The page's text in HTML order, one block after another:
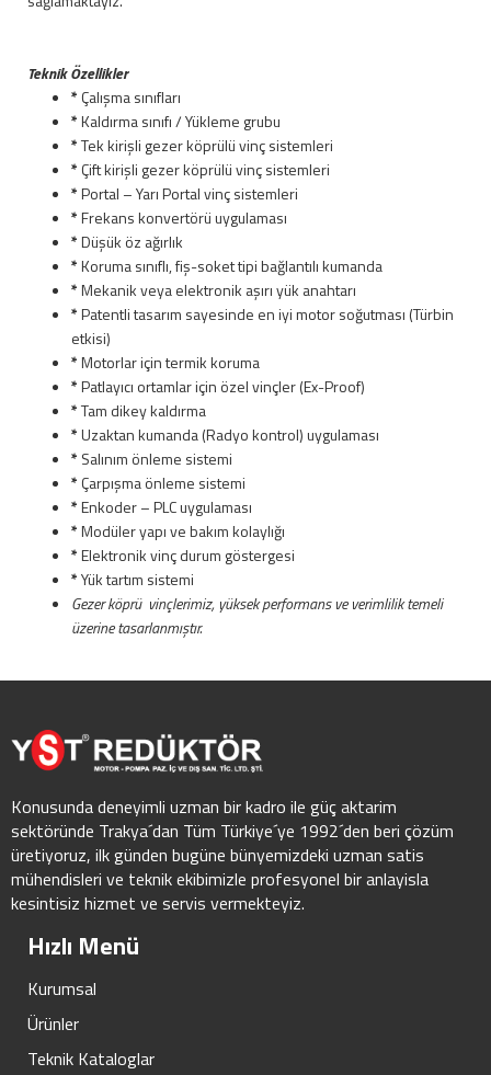
Teknik Özellikler
* Çalışma sınıfları
*Kaldırma sınıfı / Yükleme grubu
*Tek kirişli gezer köprülü vinç sistemleri
* Çift kirişli gezer köprülü vinç sistemleri
*Portal – Yarı Portal vinç sistemleri
*Frekans konvertörü uygulaması
*Düşük öz ağırlık
*Koruma sınıflı, fiş-soket tipi bağlantılı kumanda
*Mekanik veya elektronik aşırı yük anahtarı
*Patentli tasarım sayesinde en iyi motor soğutması (Türbin
etkisi)
*Motorlar için termik koruma
*Patlayıcı ortamlar için özel vinçler (Ex-Proof)
*Tam dikey kaldırma
*Uzaktan kumanda (Radyo kontrol) uygulaması
* Salınım önleme sistemi
* Çarpışma önleme sistemi
*Enkoder – PLC uygulaması
*Modüler yapı ve bakım kolaylığı
*Elektronik vinç durum göstergesi
*Yük tartım sistemi
Gezer köprü vinçlerimiz, yüksek performans ve verimlilik temeli
üzerine tasarlanmıştır.
Konusunda deneyimli uzman bir kadro ile güç aktarim
sektöründe Trakya´dan Tüm Türkiye´ye 1992´den beri çözüm
üretiyoruz, ilk günden bugüne bünyemizdeki uzman satis
mühendisleri ve teknik ekibimizle profesyonel bir anlayisla
kesintisiz hizmet ve servis vermekteyiz.
Hızlı Menü
Kurumsal
Ürünler
Teknik Kataloglar